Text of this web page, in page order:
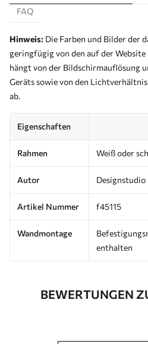
FAQ
Hinweis: Die Farben und Bilder der
geringfügig von den auf der Website
hängt von der Bildschirmauflösung
Geräts sowie von den
ab.
Eigenschaften
Rahmen Weiß oder
Autor Designstudio
Artikel Nummer f45115
Wandmontage
enthalten
BEWERTUNGEN